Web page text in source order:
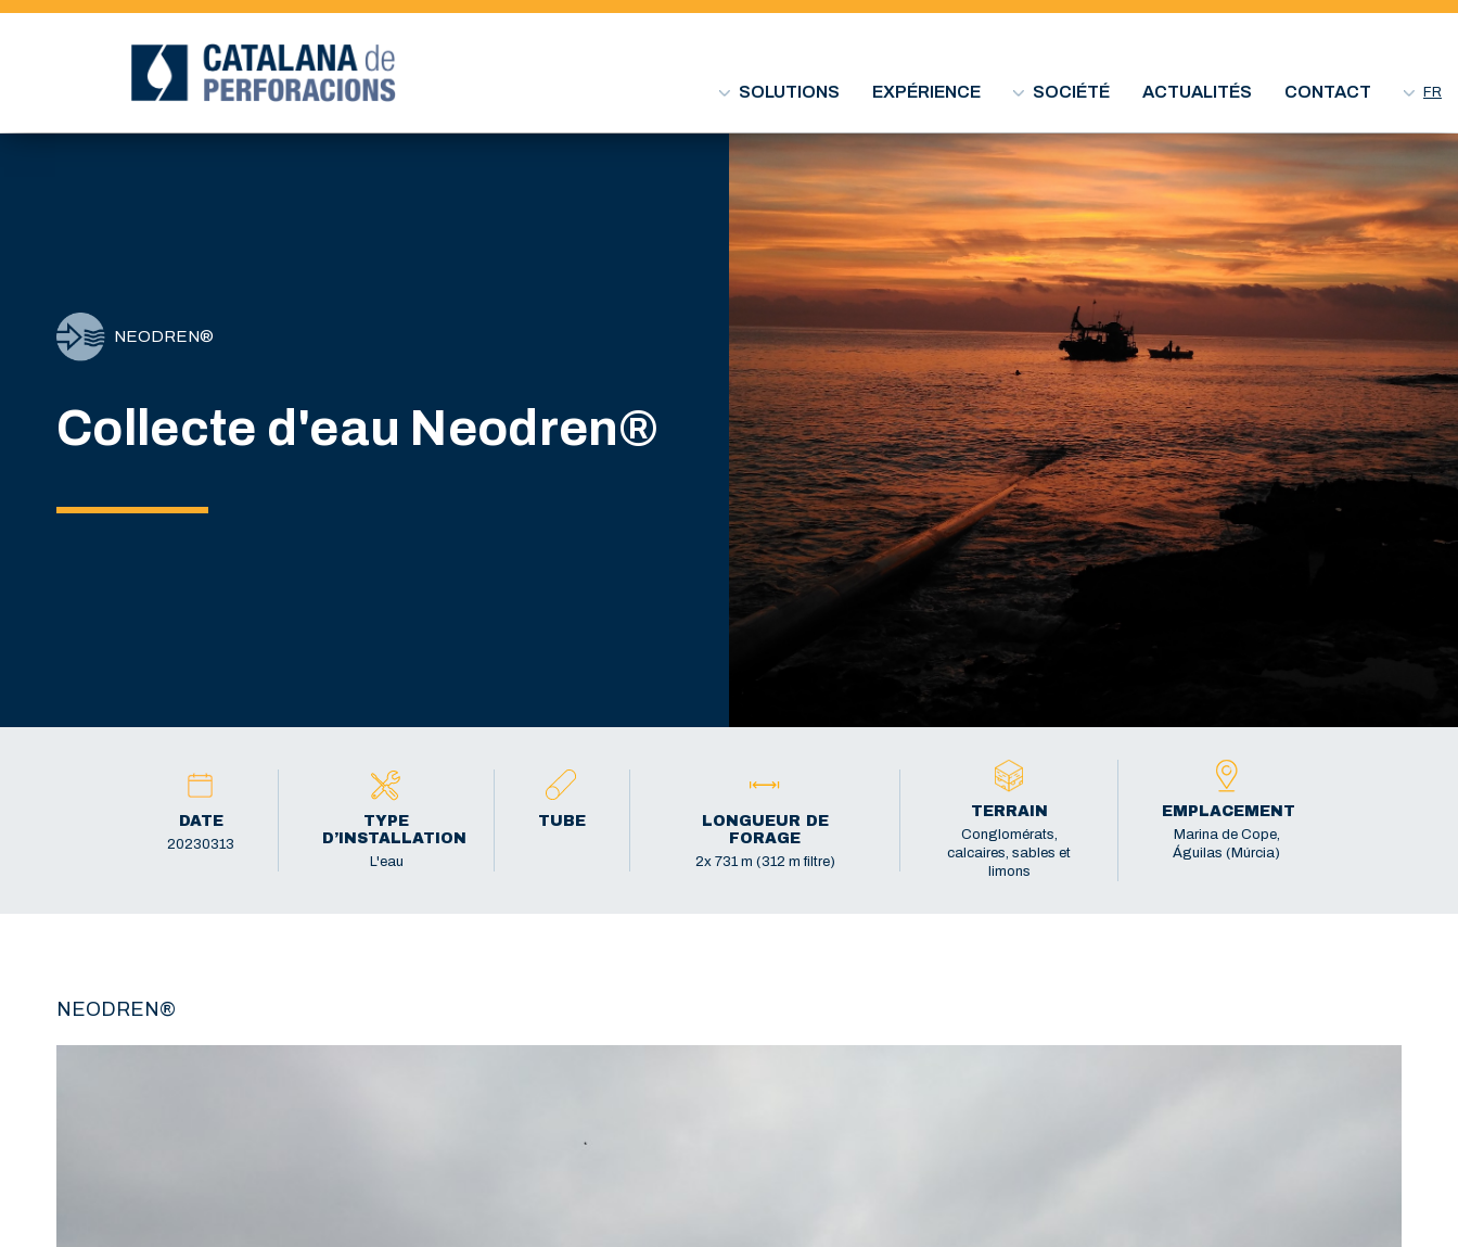
SOLUTIONS EXPÉRIENCE SOCIÉTÉ ACTUALITÉS CONTACT FR
NEODREN®
Collecte d'eau Neodren®
DATE
20230313
TYPE
D’INSTALLATION
L'eau
TUBE
LONGUEUR DE
FORAGE
2x 731 m (312 m filtre)
TERRAIN
Conglomérats,
calcaires, sables et
limons
EMPLACEMENT
Marina de Cope,
Águilas (Múrcia)
NEODREN®